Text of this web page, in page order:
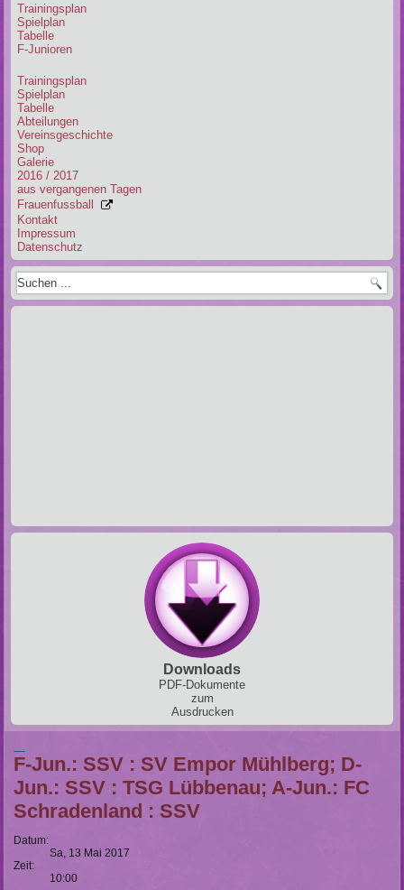
Trainingsplan
Spielplan
Tabelle
F-Junioren
Trainingsplan
Spielplan
Tabelle
Abteilungen
Vereinsgeschichte
Shop
Galerie
2016 / 2017
aus vergangenen Tagen
Frauenfussball
Kontakt
Impressum
Datenschutz
Downloads
PDF-Dokumente
zum
Ausdrucken
F-Jun.: SSV : SV Empor Mühlberg; D-
Jun.: SSV : TSG Lübbenau; A-Jun.: FC
Schradenland : SSV
Datum:
Sa, 13 Mai 2017
Zeit:
10:00